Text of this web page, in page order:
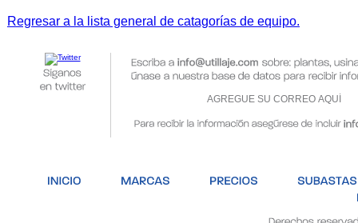
Regresar a la lista general de catagorías de equipo.